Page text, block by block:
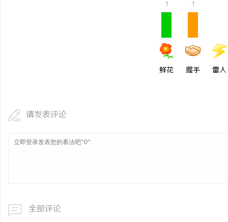
1
鲜花
1
握手 雷人
请发表评论
全部评论